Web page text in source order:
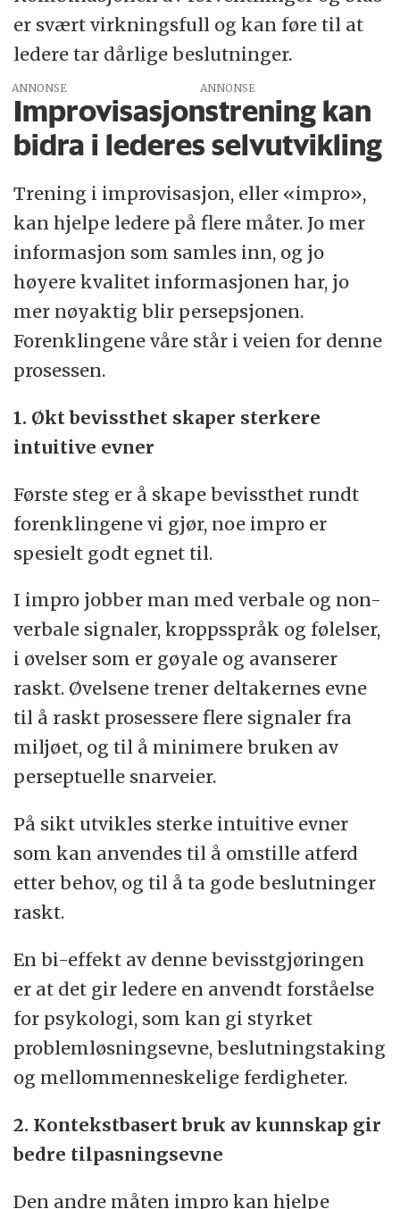
er svært virkningsfull og kan føre til at
ledere tar dårlige beslutninger.
ANNONSE
Improvisasjonstrening kan
bidra i lederes selvutvikling
Trening i improvisasjon, eller «impro»,
kan hjelpe ledere på flere måter. Jo mer
informasjon som samles inn, og jo
høyere kvalitet informasjonen har, jo
mer nøyaktig blir persepsjonen.
Forenklingene våre står i veien for denne
prosessen.
1. Økt bevissthet skaper sterkere
intuitive evner
Første steg er å skape bevissthet rundt
forenklingene vi gjør, noe impro er
spesielt godt egnet til.
I impro jobber man med verbale og non-
verbale signaler, kroppsspråk og følelser,
i øvelser som er gøyale og avanserer
raskt. Øvelsene trener deltakernes evne
til å raskt prosessere flere signaler fra
miljøet, og til å minimere bruken av
perseptuelle snarveier.
På sikt utvikles sterke intuitive evner
som kan anvendes til å omstille atferd
etter behov, og til å ta gode beslutninger
raskt.
En bi-effekt av denne bevisstgjøringen
er at det gir ledere en anvendt forståelse
for psykologi, som kan gi styrket
problemløsningsevne, beslutningstaking
og mellommenneskelige ferdigheter.
2. Kontekstbasert bruk av kunnskap gir
bedre tilpasningsevne
Den andre måten impro kan hjelpe